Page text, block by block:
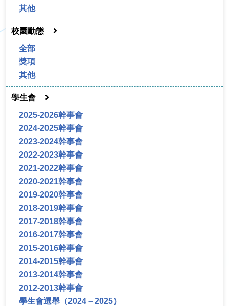
其他
校園動態
全部
獎項
其他
學生會
2025-2026幹事會
2024-2025幹事會
2023-2024幹事會
2022-2023幹事會
2021-2022幹事會
2020-2021幹事會
2019-2020幹事會
2018-2019幹事會
2017-2018幹事會
2016-2017幹事會
2015-2016幹事會
2014-2015幹事會
2013-2014幹事會
2012-2013幹事會
學生會選舉（2024－2025）